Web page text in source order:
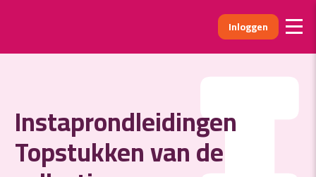
Inloggen
Instaprondleidingen
Topstukken van de